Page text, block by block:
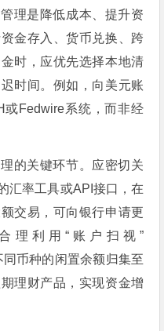
理是降低成本、提升资
金存入、货币兑换、跨
时，应优先选择本地清
时间。例如，向美元账
或Fedwire系统，而非经
的关键环节。应密切关
汇率工具或API接口，在
交易，可向银行申请更
理利用“账户扫视”
同币种的闲置余额归集至
理财产品，实现资金增